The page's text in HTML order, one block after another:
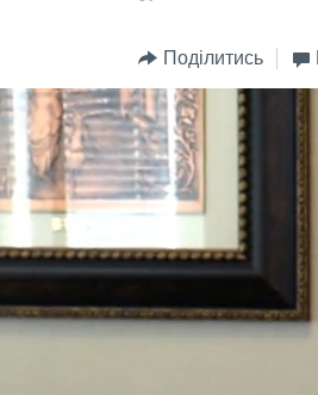
Поділитись